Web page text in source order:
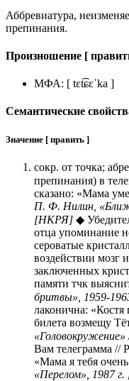
Аббревиатура,
препинания.
Произношение [
МФА: [ tɛt͡ɕɛˈka ]
Семантические
Значение [ править ]
сокр. от точка;
препинания) в
сказано: «Мама
П. Ф. Нилин,
[НКРЯ] ◆
отца упоминание
сероватые
воздействии мозг
заключенных
памяти тчк
бритвы», 1959-
лаконична: «Костя
билета возмещу
Вам телеграмма //
«Мама я тебя
«Перелом», 1987